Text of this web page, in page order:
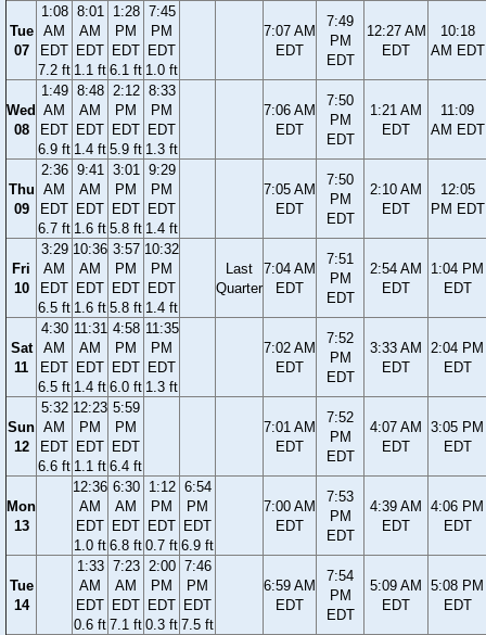
Tue
07
1:08
AM
EDT
7.2 ft
8:01
AM
EDT
1.1 ft
1:28
PM
EDT
6.1 ft
7:45
PM
EDT
1.0 ft
7:07 AM
EDT
7:49
PM
EDT
12:27 AM
EDT
10:18
AM EDT
Wed
08
1:49
AM
EDT
6.9 ft
8:48
AM
EDT
1.4 ft
2:12
PM
EDT
5.9 ft
8:33
PM
EDT
1.3 ft
7:06 AM
EDT
7:50
PM
EDT
1:21 AM
EDT
11:09
AM EDT
Thu
09
2:36
AM
EDT
6.7 ft
9:41
AM
EDT
1.6 ft
3:01
PM
EDT
5.8 ft
9:29
PM
EDT
1.4 ft
7:05 AM
EDT
7:50
PM
EDT
2:10 AM
EDT
12:05
PM EDT
Fri
10
3:29
AM
EDT
6.5 ft
10:36
AM
EDT
1.6 ft
3:57
PM
EDT
5.8 ft
10:32
PM
EDT
1.4 ft
Last
Quarter
7:04 AM
EDT
7:51
PM
EDT
2:54 AM
EDT
1:04 PM
EDT
Sat
11
4:30
AM
EDT
6.5 ft
11:31
AM
EDT
1.4 ft
4:58
PM
EDT
6.0 ft
11:35
PM
EDT
1.3 ft
7:02 AM
EDT
7:52
PM
EDT
3:33 AM
EDT
2:04 PM
EDT
Sun
12
5:32
AM
EDT
6.6 ft
12:23
PM
EDT
1.1 ft
5:59
PM
EDT
6.4 ft
7:01 AM
EDT
7:52
PM
EDT
4:07 AM
EDT
3:05 PM
EDT
Mon
13
12:36
AM
EDT
1.0 ft
6:30
AM
EDT
6.8 ft
1:12
PM
EDT
0.7 ft
6:54
PM
EDT
6.9 ft
7:00 AM
EDT
7:53
PM
EDT
4:39 AM
EDT
4:06 PM
EDT
Tue
14
1:33
AM
EDT
0.6 ft
7:23
AM
EDT
7.1 ft
2:00
PM
EDT
0.3 ft
7:46
PM
EDT
7.5 ft
6:59 AM
EDT
7:54
PM
EDT
5:09 AM
EDT
5:08 PM
EDT